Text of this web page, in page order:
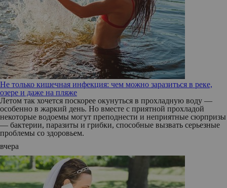
Не только кишечная инфекция: чем можно заразиться в реке,
озере и даже на пляже
Летом так хочется поскорее окунуться в прохладную воду —
особенно в жаркий день. Но вместе с приятной прохладой
некоторые водоемы могут преподнести и неприятные сюрпризы
— бактерии, паразиты и грибки, способные вызвать серьезные
проблемы со здоровьем.
вчера